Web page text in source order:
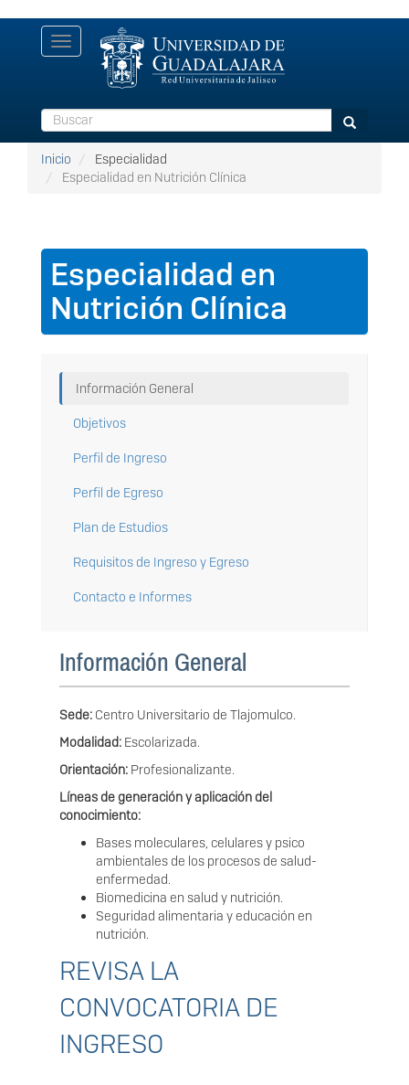
Toggle
navigation
Buscar Buscar
Inicio
Especialidad
Especialidad en Nutrición Clínica
Especialidad en
Nutrición Clínica
Información General
Objetivos
Perfil de Ingreso
Perfil de Egreso
Plan de Estudios
Requisitos de Ingreso y Egreso
Contacto e Informes
Información General
Sede: Centro Universitario de Tlajomulco.
Modalidad: Escolarizada.
Orientación: Profesionalizante.
Líneas de generación y aplicación del
conocimiento:
Bases moleculares, celulares y psico
ambientales de los procesos de salud-
enfermedad.
Biomedicina en salud y nutrición.
Seguridad alimentaria y educación en
nutrición.
REVISA LA
CONVOCATORIA DE
INGRESO